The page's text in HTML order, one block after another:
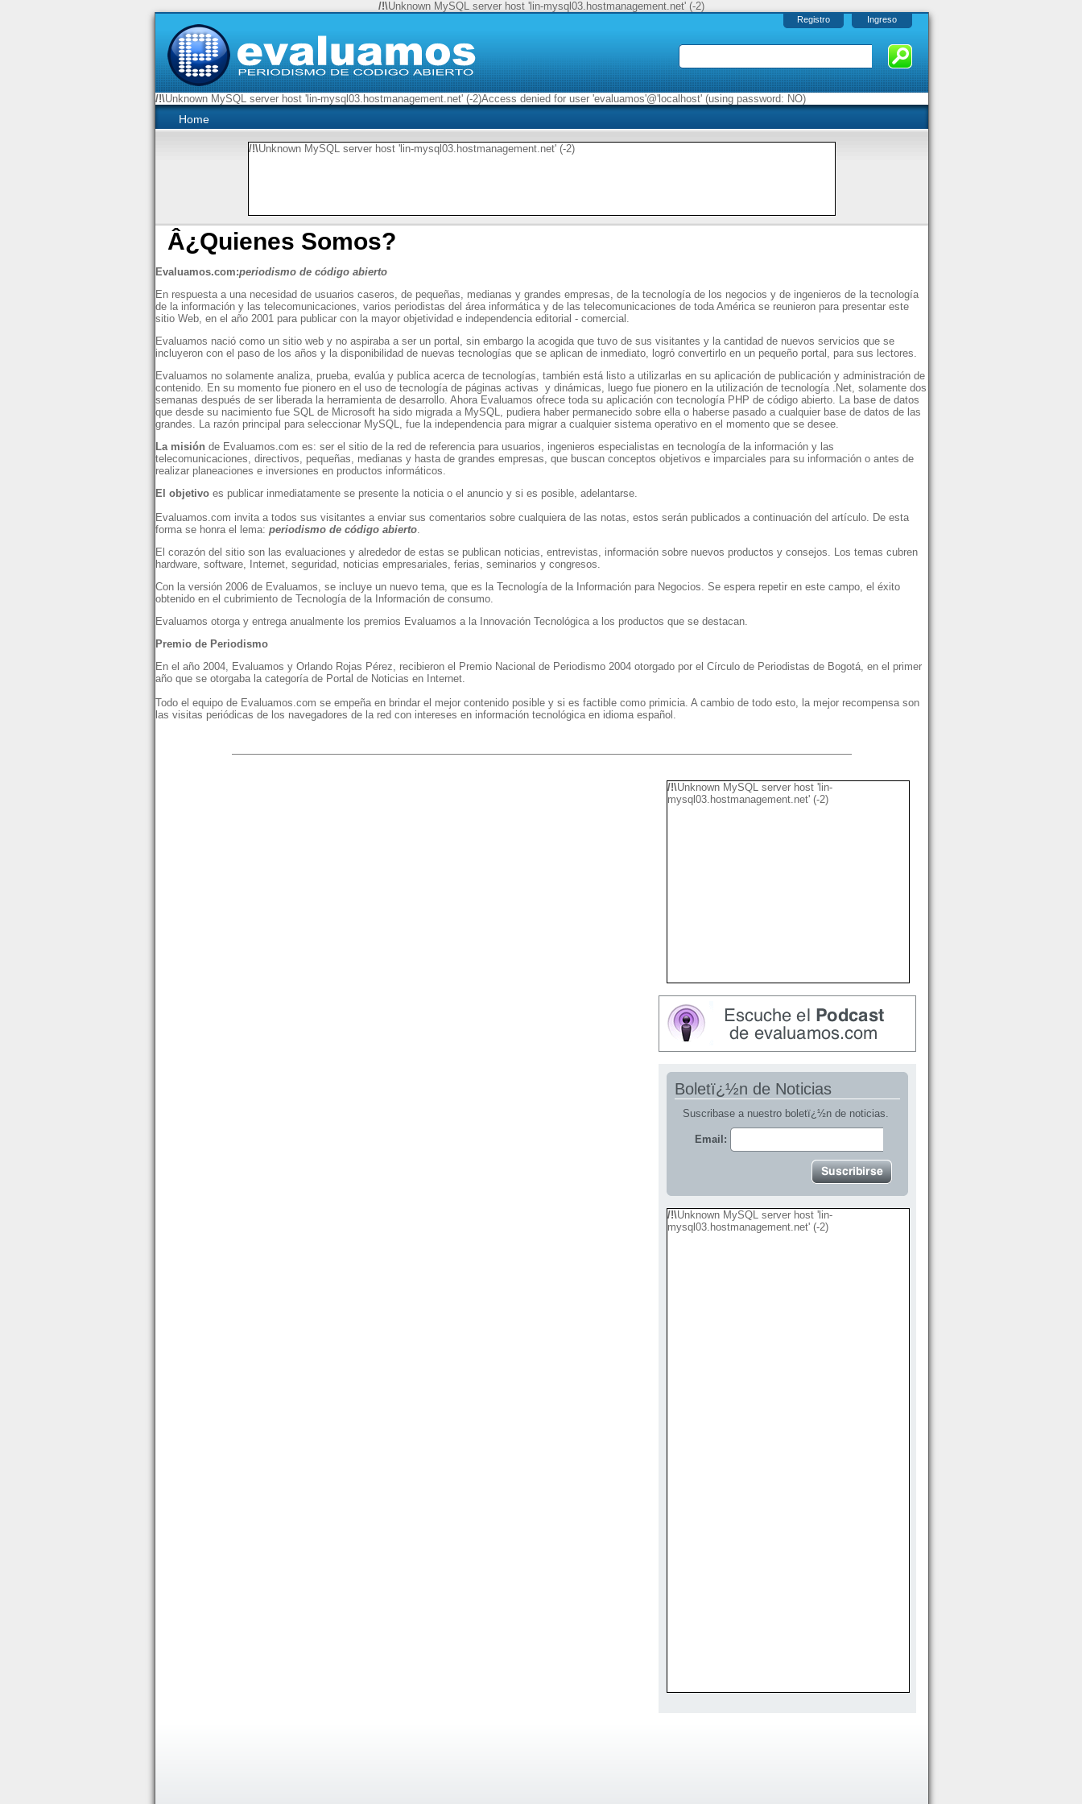
/!\Unknown MySQL server host 'lin-mysql03.hostmanagement.net' (-2)
Registro Ingreso
/!\Unknown MySQL server host 'lin-mysql03.hostmanagement.net' (-2)Access denied for user 'evaluamos'@'localhost' (using password: NO)
Home
/!\Unknown MySQL server host 'lin-mysql03.hostmanagement.net' (-2)
Â¿Quienes Somos?
Evaluamos.com:periodismo de código abierto
En respuesta a una necesidad de usuarios caseros, de pequeñas, medianas y grandes empresas, de la tecnología de los negocios y de ingenieros de la tecnología
de la información y las telecomunicaciones, varios periodistas del área informática y de las telecomunicaciones de toda América se reunieron para presentar este
sitio Web, en el año 2001 para publicar con la mayor objetividad e independencia editorial - comercial.
Evaluamos nació como un sitio web y no aspiraba a ser un portal, sin embargo la acogida que tuvo de sus visitantes y la cantidad de nuevos servicios que se
incluyeron con el paso de los años y la disponibilidad de nuevas tecnologías que se aplican de inmediato, logró convertirlo en un pequeño portal, para sus lectores.
Evaluamos no solamente analiza, prueba, evalúa y publica acerca de tecnologías, también está listo a utilizarlas en su aplicación de publicación y administración de
contenido. En su momento fue pionero en el uso de tecnología de páginas activas y dinámicas, luego fue pionero en la utilización de tecnología .Net, solamente dos
semanas después de ser liberada la herramienta de desarrollo. Ahora Evaluamos ofrece toda su aplicación con tecnología PHP de código abierto. La base de datos
que desde su nacimiento fue SQL de Microsoft ha sido migrada a MySQL, pudiera haber permanecido sobre ella o haberse pasado a cualquier base de datos de las
grandes. La razón principal para seleccionar MySQL, fue la independencia para migrar a cualquier sistema operativo en el momento que se desee.
La misión de Evaluamos.com es: ser el sitio de la red de referencia para usuarios, ingenieros especialistas en tecnología de la información y las
telecomunicaciones, directivos, pequeñas, medianas y hasta de grandes empresas, que buscan conceptos objetivos e imparciales para su información o antes de
realizar planeaciones e inversiones en productos informáticos.
El objetivo es publicar inmediatamente se presente la noticia o el anuncio y si es posible, adelantarse.
Evaluamos.com invita a todos sus visitantes a enviar sus comentarios sobre cualquiera de las notas, estos serán publicados a continuación del artículo. De esta
forma se honra el lema: periodismo de código abierto.
El corazón del sitio son las evaluaciones y alrededor de estas se publican noticias, entrevistas, información sobre nuevos productos y consejos. Los temas cubren
hardware, software, Internet, seguridad, noticias empresariales, ferias, seminarios y congresos.
Con la versión 2006 de Evaluamos, se incluye un nuevo tema, que es la Tecnología de la Información para Negocios. Se espera repetir en este campo, el éxito
obtenido en el cubrimiento de Tecnología de la Información de consumo.
Evaluamos otorga y entrega anualmente los premios Evaluamos a la Innovación Tecnológica a los productos que se destacan.
Premio de Periodismo
En el año 2004, Evaluamos y Orlando Rojas Pérez, recibieron el Premio Nacional de Periodismo 2004 otorgado por el Círculo de Periodistas de Bogotá, en el primer
año que se otorgaba la categoría de Portal de Noticias en Internet.
Todo el equipo de Evaluamos.com se empeña en brindar el mejor contenido posible y si es factible como primicia. A cambio de todo esto, la mejor recompensa son
las visitas periódicas de los navegadores de la red con intereses en información tecnológica en idioma español.
/!\Unknown MySQL server host 'lin-
mysql03.hostmanagement.net' (-2)
Boletï¿½n de Noticias
Suscribase a nuestro boletï¿½n de noticias.
Email:
/!\Unknown MySQL server host 'lin-
mysql03.hostmanagement.net' (-2)